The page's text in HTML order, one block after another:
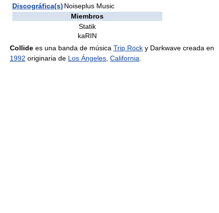
Discográfica(s) Noiseplus Music
Miembros
Statik
kaRIN
Collide es una banda de música Trip Rock y Darkwave creada en
1992 originaria de Los Ángeles California